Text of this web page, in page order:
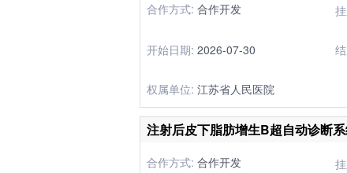
合作方式: 合作开发
开始日期: 2026-07-30
权属单位: 江苏省人民医院
合作方式: 合作开发